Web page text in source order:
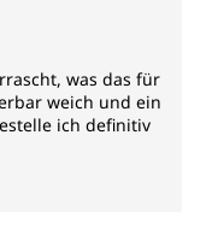
5 von 5 Sternen
was das für
weich und ein
ich definitiv